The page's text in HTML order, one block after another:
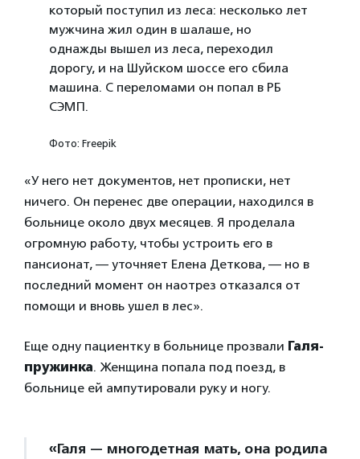
который поступил из леса: несколько лет
мужчина жил один в шалаше, но
однажды вышел из леса, переходил
дорогу, и на Шуйском шоссе его сбила
машина. С переломами он попал в РБ
СЭМП.
Фото: Freepik
«У него нет документов, нет прописки, нет
ничего. Он перенес две операции, находился в
больнице около двух месяцев. Я проделала
огромную работу, чтобы устроить его в
пансионат, — уточняет Елена Деткова, — но в
последний момент он наотрез отказался от
помощи и вновь ушел в лес».
Еще одну пациентку в больнице прозвали Галя-
пружинка. Женщина попала под поезд, в
больнице ей ампутировали руку и ногу.
«Галя — многодетная мать, она родила